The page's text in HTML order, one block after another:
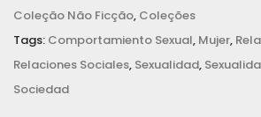
Coleção Não Ficção, Coleções
Tags: Comportamiento Sexual, Mujer,
Relaciones Sociales, Sexualidad,
Sociedad